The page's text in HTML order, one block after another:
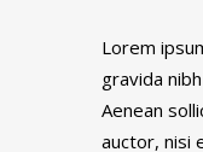
Lorem
gravida
Aenean
auctor, nisi